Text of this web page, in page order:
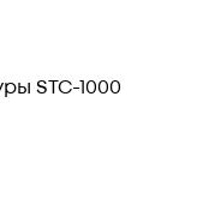
STC-1000